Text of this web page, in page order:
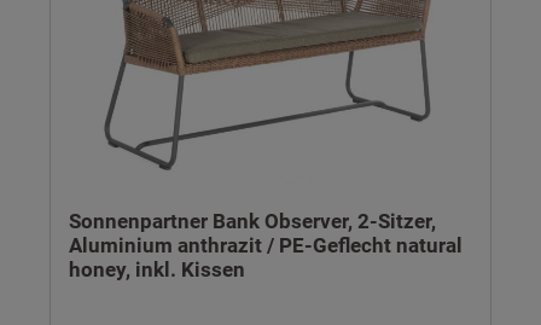
Sonnenpartner Bank Observer, 2-Sitzer,
Aluminium anthrazit / PE-Geflecht natural
honey, inkl. Kissen